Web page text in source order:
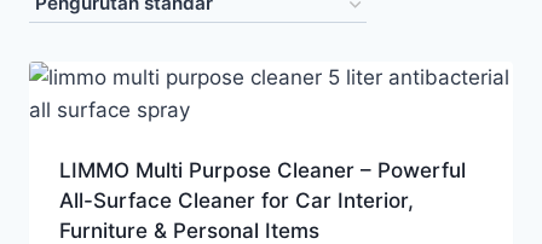
LIMMO Multi Purpose Cleaner – Powerful
All-Surface Cleaner for Car Interior,
Furniture & Personal Items